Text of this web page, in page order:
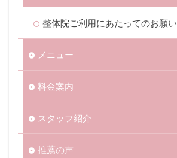
整体院ご利用にあたってのお願い
メニュー
料金案内
スタッフ紹介
推薦の声